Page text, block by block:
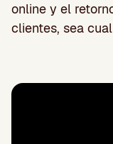
online y el
clientes, sea